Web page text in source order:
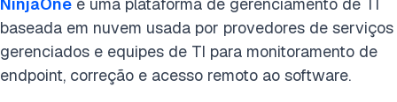
baseada em nuvem usada por provedores de serviços
gerenciados e equipes de TI para monitoramento de
endpoint, correção e acesso remoto ao software.